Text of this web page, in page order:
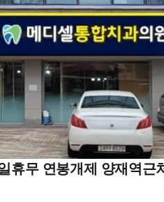
휴무 연봉개제 양재역근